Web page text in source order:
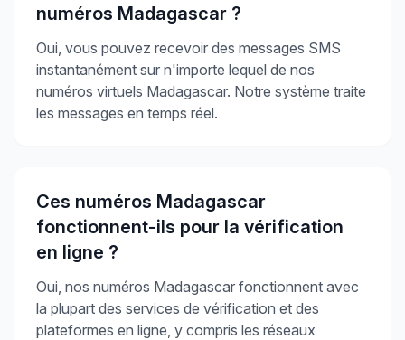
numéros Madagascar ?
Oui, vous pouvez recevoir des messages SMS
instantanément sur n'importe lequel de nos
numéros virtuels Madagascar. Notre système traite
les messages en temps réel.
Ces numéros Madagascar
fonctionnent-ils pour la vérification
en ligne ?
Oui, nos numéros Madagascar fonctionnent avec
la plupart des services de vérification et des
plateformes en ligne, y compris les réseaux